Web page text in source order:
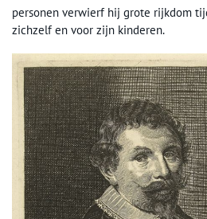
personen verwierf hij grote rijkdom
zichzelf en voor zijn kinderen.